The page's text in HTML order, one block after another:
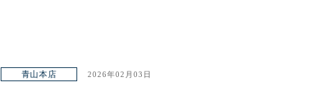
青山本店 2026年02月03日